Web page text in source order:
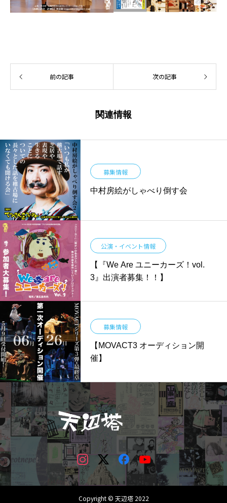
前の記事 次の記事
関連情報
募集情報
中村房絵がしゃべり倒す会
公演・イベント情報
【『We Are ユニーカーズ！vol.
3』出演者募集！！】
募集情報
【MOVACT3 オーディション開
催】
Copyright © 天辺塔 2022